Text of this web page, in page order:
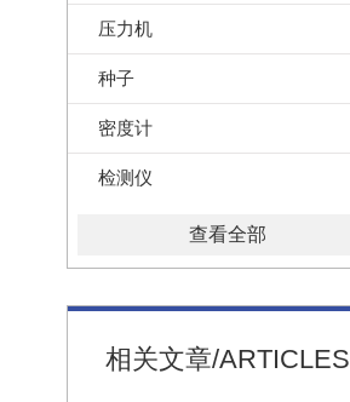
压力机
种子
密度计
检测仪
查看全部
相关文章/ARTICLES